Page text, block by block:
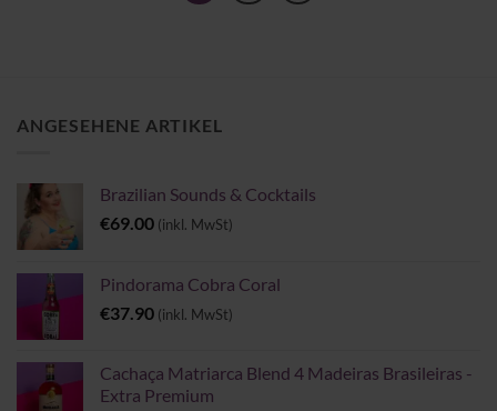
ANGESEHENE ARTIKEL
Brazilian Sounds & Cocktails
€69.00 (inkl. MwSt)
Pindorama Cobra Coral
€37.90 (inkl. MwSt)
Cachaça Matriarca Blend 4 Madeiras Brasileiras -
Extra Premium